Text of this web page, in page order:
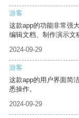
游客
这款app的功能非常强
编辑文档、制作演示文
2024-09-29
游客
这款app的用户界面简
悉操作。
2024-09-29